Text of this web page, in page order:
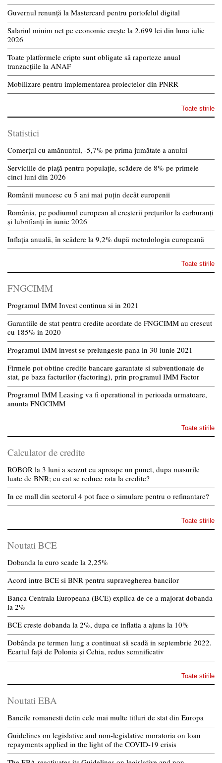
Guvernul renunță la Mastercard pentru portofelul digital
Salariul minim net pe economie crește la 2.699 lei din luna iulie
2026
Toate platformele cripto sunt obligate să raporteze anual
tranzacțiile la ANAF
Mobilizare pentru implementarea proiectelor din PNRR
Toate stirile
Statistici
Comerțul cu amănuntul, -5,7% pe prima jumătate a anului
Serviciile de piață pentru populație, scădere de 8% pe primele
cinci luni din 2026
Românii muncesc cu 5 ani mai puțin decât europenii
România, pe podiumul european al creșterii prețurilor la carburanți
și lubrifianți în iunie 2026
Inflația anuală, în scădere la 9,2% după metodologia europeană
Toate stirile
FNGCIMM
Programul IMM Invest continua si in 2021
Garantiile de stat pentru credite acordate de FNGCIMM au crescut
cu 185% in 2020
Programul IMM invest se prelungeste pana in 30 iunie 2021
Firmele pot obtine credite bancare garantate si subventionate de
stat, pe baza facturilor (factoring), prin programul IMM Factor
Programul IMM Leasing va fi operational in perioada urmatoare,
anunta FNGCIMM
Toate stirile
Calculator de credite
ROBOR la 3 luni a scazut cu aproape un punct, dupa masurile
luate de BNR; cu cat se reduce rata la credite?
In ce mall din sectorul 4 pot face o simulare pentru o refinantare?
Toate stirile
Noutati BCE
Dobanda la euro scade la 2,25%
Acord intre BCE si BNR pentru supravegherea bancilor
Banca Centrala Europeana (BCE) explica de ce a majorat dobanda
la 2%
BCE creste dobanda la 2%, dupa ce inflatia a ajuns la 10%
Dobânda pe termen lung a continuat să scadă in septembrie 2022.
Ecartul față de Polonia și Cehia, redus semnificativ
Toate stirile
Noutati EBA
Bancile romanesti detin cele mai multe titluri de stat din Europa
Guidelines on legislative and non-legislative moratoria on loan
repayments applied in the light of the COVID-19 crisis